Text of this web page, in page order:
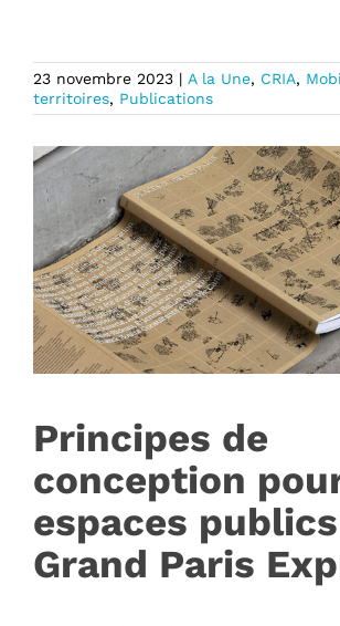
23 novembre 2023 | A la Une, CRIA,
territoires, Publications
Principes de
conception
espaces
Grand Paris